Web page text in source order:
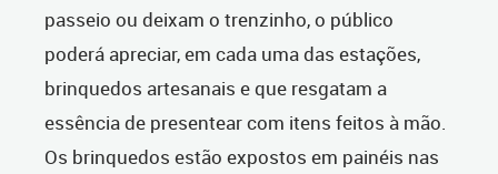
passeio ou deixam o trenzinho, o público
poderá apreciar, em cada uma das estações,
brinquedos artesanais e que resgatam a
essência de presentear com itens feitos à mão.
Os brinquedos estão expostos em painéis nas